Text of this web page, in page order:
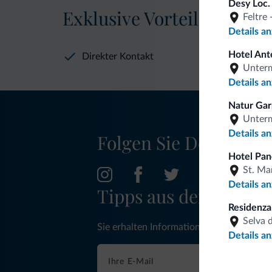
Desy
Feltre
Details
Hotel
Details
Natur
Details
Hotel
St.
Details
Selva
Details
Exklusive Vorteile von
Direkter Kontakt
Folgen Sie
Tipps aus den
Sie erhalten Informationen, exklusive